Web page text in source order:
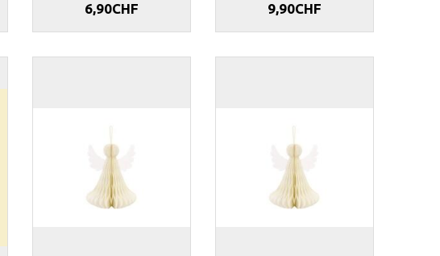
SATINBAND 50 MM ELFENBEIN
6,90CHF 9,90CHF